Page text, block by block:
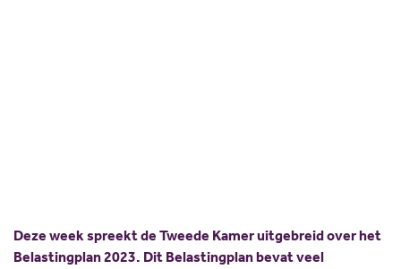
Deze week spreekt de Tweede Kamer uitgebreid over het
Belastingplan 2023. Dit Belastingplan bevat veel